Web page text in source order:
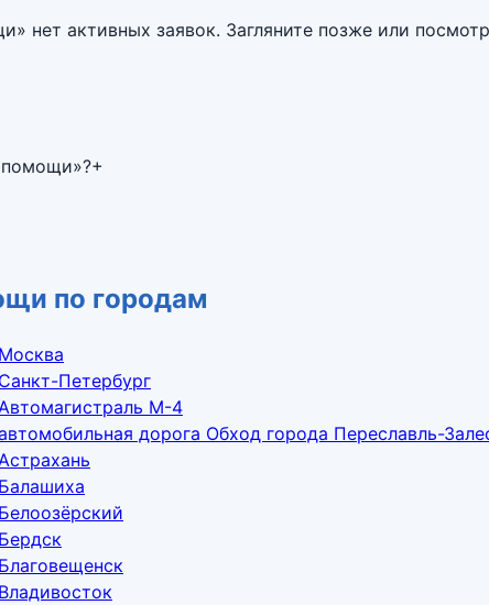
» нет активных заявок. Загляните позже или
помощи»?+
по городам
Петербург
М-4
дорога Обход города Переславль-